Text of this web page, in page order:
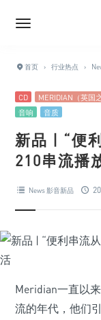
首页 › 行业热点 ›
CD MERIDIAN（英国
音响
音质
新品 | “便
210串流播
News 影音新品
Meridian一直以
流的年代，他们